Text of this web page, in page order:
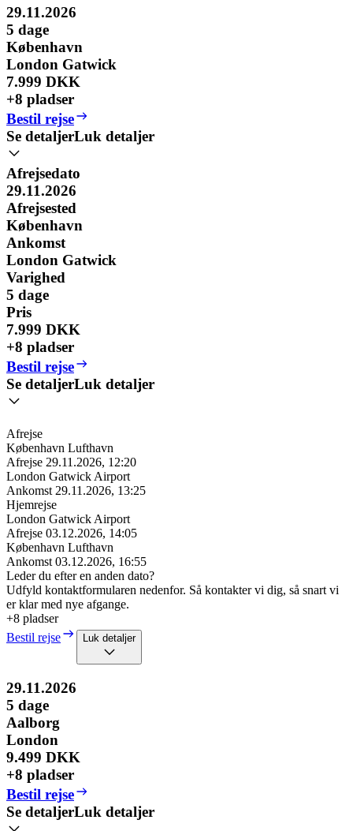
29.11.2026
5 dage
København
London Gatwick
7.999 DKK
+8 pladser
Bestil rejse
Se detaljerLuk detaljer
Afrejsedato
29.11.2026
Afrejsested
København
Ankomst
London Gatwick
Varighed
5 dage
Pris
7.999 DKK
+8 pladser
Bestil rejse
Se detaljerLuk detaljer
Afrejse
København Lufthavn
Afrejse 29.11.2026, 12:20
London Gatwick Airport
Ankomst 29.11.2026, 13:25
Hjemrejse
London Gatwick Airport
Afrejse 03.12.2026, 14:05
København Lufthavn
Ankomst 03.12.2026, 16:55
Leder du efter en anden dato?
Udfyld kontaktformularen nedenfor. Så kontakter vi dig, så snart vi
er klar med nye afgange.
+8 pladser
Bestil rejse
Luk detaljer
29.11.2026
5 dage
Aalborg
London
9.499 DKK
+8 pladser
Bestil rejse
Se detaljerLuk detaljer